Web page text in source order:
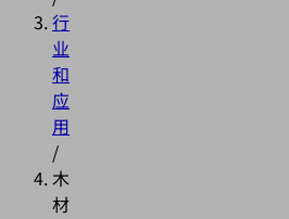
行
业
和
应
用
/
木
材